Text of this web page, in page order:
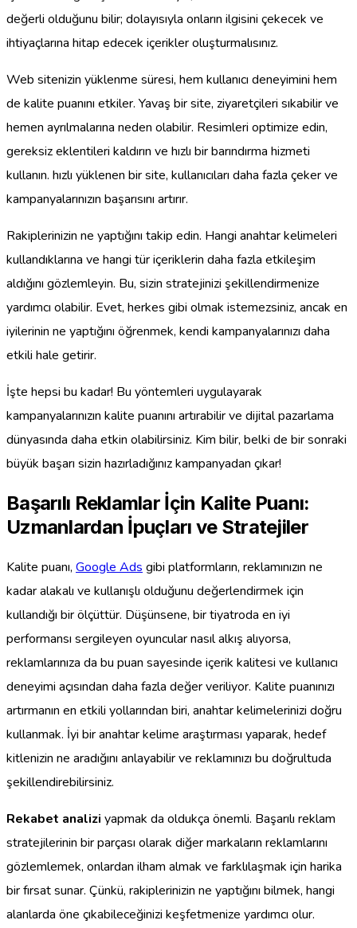
değerli olduğunu bilir; dolayısıyla onların ilgisini çekecek ve
ihtiyaçlarına hitap edecek içerikler oluşturmalısınız.
Web sitenizin yüklenme süresi, hem kullanıcı deneyimini hem
de kalite puanını etkiler. Yavaş bir site, ziyaretçileri sıkabilir ve
hemen ayrılmalarına neden olabilir. Resimleri optimize edin,
gereksiz eklentileri kaldırın ve hızlı bir barındırma hizmeti
kullanın. hızlı yüklenen bir site, kullanıcıları daha fazla çeker ve
kampanyalarınızın başarısını artırır.
Rakiplerinizin ne yaptığını takip edin. Hangi anahtar kelimeleri
kullandıklarına ve hangi tür içeriklerin daha fazla etkileşim
aldığını gözlemleyin. Bu, sizin stratejinizi şekillendirmenize
yardımcı olabilir. Evet, herkes gibi olmak istemezsiniz, ancak en
iyilerinin ne yaptığını öğrenmek, kendi kampanyalarınızı daha
etkili hale getirir.
İşte hepsi bu kadar! Bu yöntemleri uygulayarak
kampanyalarınızın kalite puanını artırabilir ve dijital pazarlama
dünyasında daha etkin olabilirsiniz. Kim bilir, belki de bir sonraki
büyük başarı sizin hazırladığınız kampanyadan çıkar!
Başarılı Reklamlar İçin Kalite Puanı:
Uzmanlardan İpuçları ve Stratejiler
Kalite puanı, Google Ads gibi platformların, reklamınızın ne
kadar alakalı ve kullanışlı olduğunu değerlendirmek için
kullandığı bir ölçüttür. Düşünsene, bir tiyatroda en iyi
performansı sergileyen oyuncular nasıl alkış alıyorsa,
reklamlarınıza da bu puan sayesinde içerik kalitesi ve kullanıcı
deneyimi açısından daha fazla değer veriliyor. Kalite puanınızı
artırmanın en etkili yollarından biri, anahtar kelimelerinizi doğru
kullanmak. İyi bir anahtar kelime araştırması yaparak, hedef
kitlenizin ne aradığını anlayabilir ve reklamınızı bu doğrultuda
şekillendirebilirsiniz.
Rekabet analizi yapmak da oldukça önemli. Başarılı reklam
stratejilerinin bir parçası olarak diğer markaların reklamlarını
gözlemlemek, onlardan ilham almak ve farklılaşmak için harika
bir fırsat sunar. Çünkü, rakiplerinizin ne yaptığını bilmek, hangi
alanlarda öne çıkabileceğinizi keşfetmenize yardımcı olur.